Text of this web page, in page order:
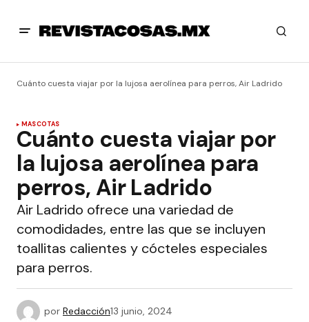
Cuánto cuesta viajar por la lujosa aerolínea para perros, Air Ladrido
MASCOTAS
Cuánto cuesta viajar por
la lujosa aerolínea para
perros, Air Ladrido
Air Ladrido ofrece una variedad de
comodidades, entre las que se incluyen
toallitas calientes y cócteles especiales
para perros.
por Redacción13 junio, 2024